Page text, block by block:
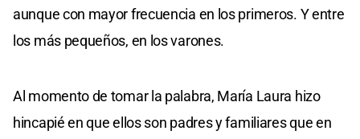
aunque con mayor frecuencia en los primeros. Y entre
los más pequeños, en los varones.
Al momento de tomar la palabra, María Laura hizo
hincapié en que ellos son padres y familiares que en